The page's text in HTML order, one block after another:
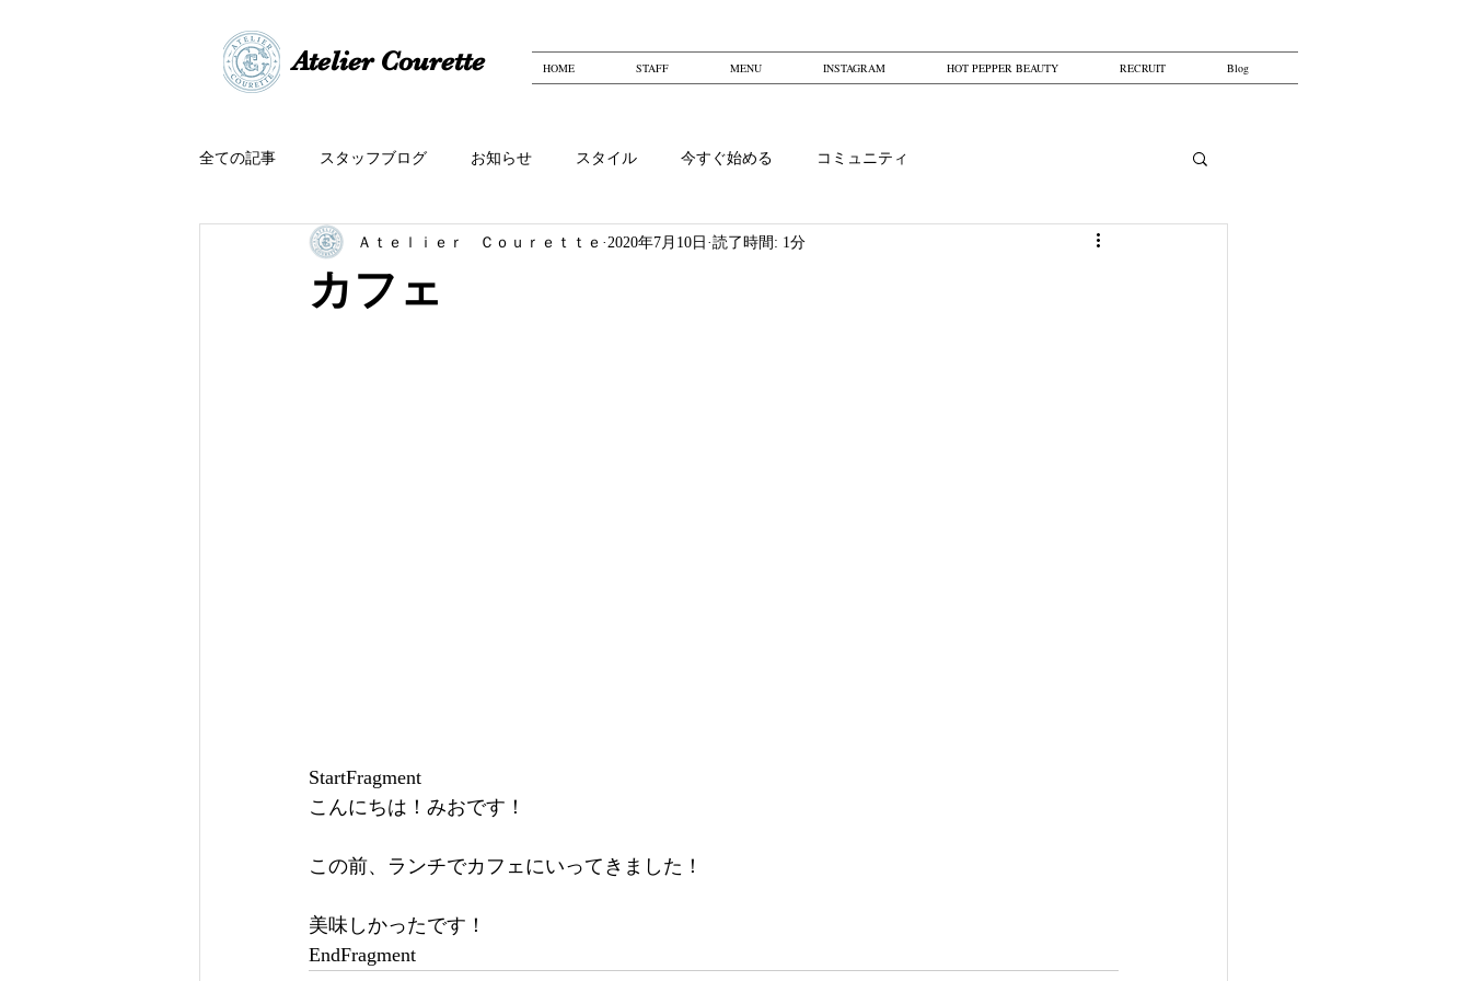
​​Atelier Courette​ HOME STAFF MENU INSTAGRAM HOT PEPPER BEAUTY RECRUIT Blog
全ての記事 スタッフブログ お知らせ スタイル 今すぐ始める コミュニティ
カフェ
Ａｔｅｌｉｅｒ Ｃｏｕｒｅｔｔｅ 2020年7月10日 読了時間: 1分
StartFragment
こんにちは！みおです！
この前、ランチでカフェにいってきました！
美味しかったです！
EndFragment